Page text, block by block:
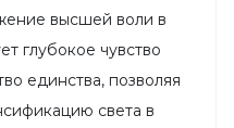
высшей воли в
глубокое чувство
единства, позволяя
света в